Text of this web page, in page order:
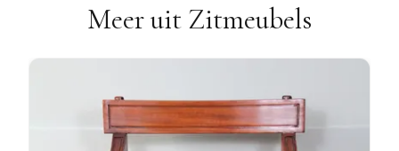
Meer uit Zitmeubels